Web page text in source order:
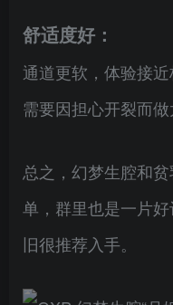
舒适度好：
通道更软，体验接
需要因担心开裂而做
总之，幻梦生腔和
单，群里也是一片
旧很推荐入手。